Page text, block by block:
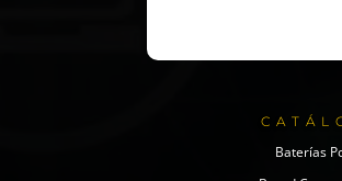
Baterías